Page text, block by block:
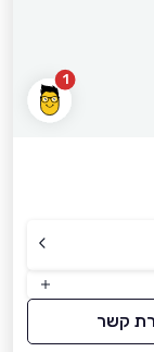
1
קשר